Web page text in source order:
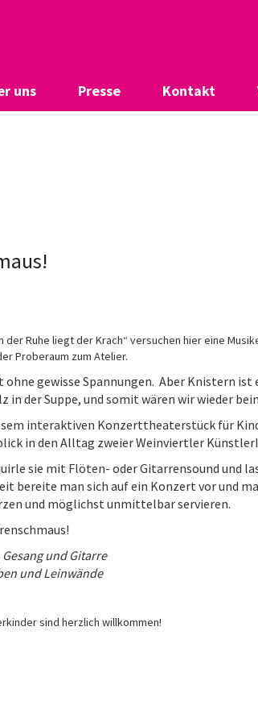
uns Presse Kontakt
Ruhe liegt der Krach“ versuchen hier eine
Proberaum zum Atelier.
gewisse Spannungen. Aber Knistern ist
in der Suppe, und somit wären wir wieder
interaktiven Konzerttheaterstück für
in den Alltag zweier Weinviertler
sie mit Flöten- oder Gitarrensound und
bereite man sich auf ein Konzert vor und
und möglichst unmittelbar servieren.
und Gitarre
und Leinwände
sind herzlich willkommen!